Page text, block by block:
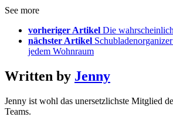
See more
vorheriger Artikel Die
nächster Artikel
jedem Wohnraum
Written by Jenny
Jenny ist wohl das unersetzlichste Mitglied
Teams.